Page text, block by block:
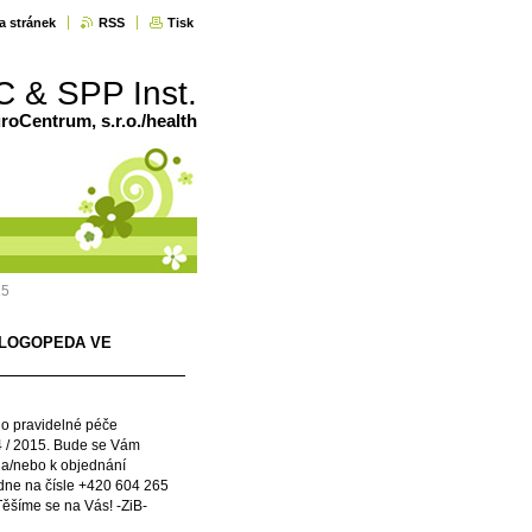
& SPP Inst.
stránek RSS Tisk
s.r.o./health
VE
pravidelné péče
2015. Bude se Vám
nebo k objednání
na čísle +420 604 265
se na Vás! -ZiB-